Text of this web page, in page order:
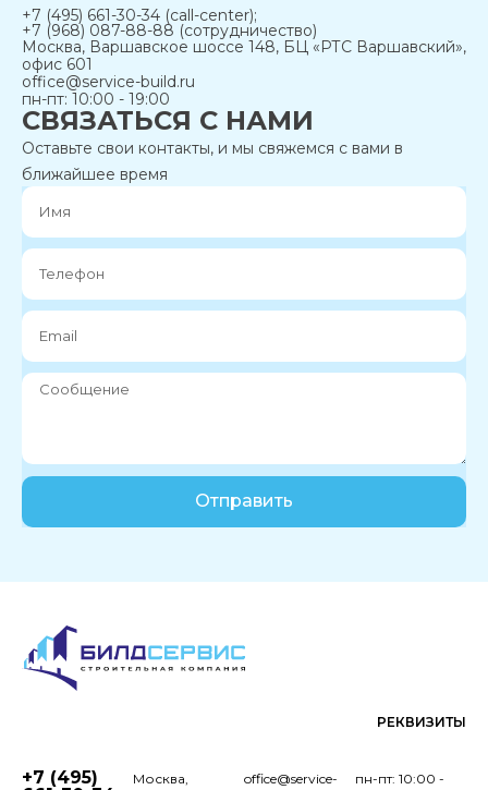
+7 (495) 661-30-34 (call-center);
+7 (968) 087-88-88 (сотрудничество)
Москва, Варшавское шоссе 148, БЦ «РТС Варшавский»,
офис 601
office@service-build.ru
пн-пт: 10:00 - 19:00
СВЯЗАТЬСЯ С НАМИ
Оставьте свои контакты, и мы свяжемся с вами в
ближайшее время
Отправить
РЕКВИЗИТЫ
+7 (495)
Москва,
пн-пт: 10:00 -
office@service-